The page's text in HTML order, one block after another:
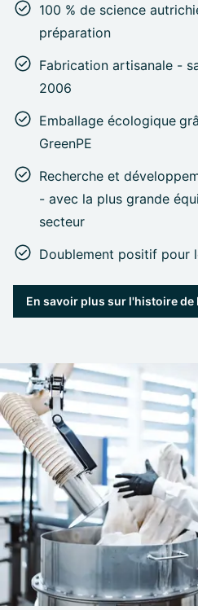
100 % de science
préparation
Fabrication artisanale -
2006
Emballage écologique
GreenPE
Recherche et
- avec la plus grande
secteur
Doublement positif pour
En savoir plus sur l'histoire de